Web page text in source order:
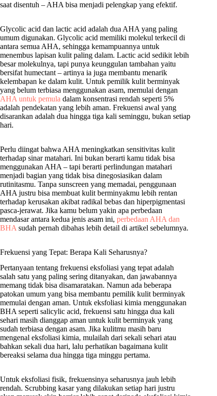
saat disentuh – AHA bisa menjadi pelengkap yang efektif.
Glycolic acid dan lactic acid adalah dua AHA yang paling
umum digunakan. Glycolic acid memiliki molekul terkecil di
antara semua AHA, sehingga kemampuannya untuk
menembus lapisan kulit paling dalam. Lactic acid sedikit lebih
besar molekulnya, tapi punya keunggulan tambahan yaitu
bersifat humectant – artinya ia juga membantu menarik
kelembapan ke dalam kulit. Untuk pemilik kulit berminyak
yang belum terbiasa menggunakan asam, memulai dengan
AHA untuk pemula dalam konsentrasi rendah seperti 5%
adalah pendekatan yang lebih aman. Frekuensi awal yang
disarankan adalah dua hingga tiga kali seminggu, bukan setiap
hari.
Perlu diingat bahwa AHA meningkatkan sensitivitas kulit
terhadap sinar matahari. Ini bukan berarti kamu tidak bisa
menggunakan AHA – tapi berarti perlindungan matahari
menjadi bagian yang tidak bisa dinegosiasikan dalam
rutinitasmu. Tanpa sunscreen yang memadai, penggunaan
AHA justru bisa membuat kulit berminyakmu lebih rentan
terhadap kerusakan akibat radikal bebas dan hiperpigmentasi
pasca-jerawat. Jika kamu belum yakin apa perbedaan
mendasar antara kedua jenis asam ini, perbedaan AHA dan
BHA sudah pernah dibahas lebih detail di artikel sebelumnya.
Frekuensi yang Tepat: Berapa Kali Seharusnya?
Pertanyaan tentang frekuensi eksfoliasi yang tepat adalah
salah satu yang paling sering ditanyakan, dan jawabannya
memang tidak bisa disamaratakan. Namun ada beberapa
patokan umum yang bisa membantu pemilik kulit berminyak
memulai dengan aman. Untuk eksfoliasi kimia menggunakan
BHA seperti salicylic acid, frekuensi satu hingga dua kali
sehari masih dianggap aman untuk kulit berminyak yang
sudah terbiasa dengan asam. Jika kulitmu masih baru
mengenal eksfoliasi kimia, mulailah dari sekali sehari atau
bahkan sekali dua hari, lalu perhatikan bagaimana kulit
bereaksi selama dua hingga tiga minggu pertama.
Untuk eksfoliasi fisik, frekuensinya seharusnya jauh lebih
rendah. Scrubbing kasar yang dilakukan setiap hari justru